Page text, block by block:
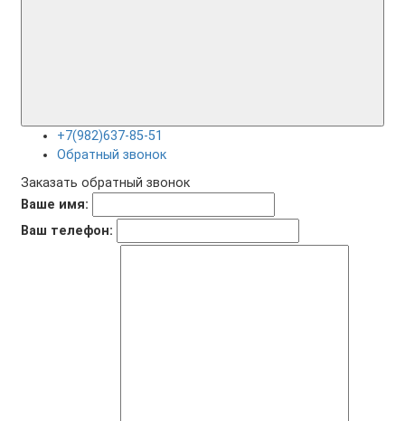
+7(982)637-85-51
Обратный звонок
Заказать обратный звонок
Ваше имя:
Ваш телефон: